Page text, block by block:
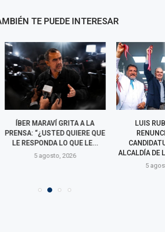
TE PUEDE INTERESAR
ÍBER MARAVÍ GRITA A LA
PRENSA: “¿USTED QUIERE QUE
LE RESPONDA LO QUE LE...
5 agosto, 2026
LUIS
ALCALDÍA DE
5